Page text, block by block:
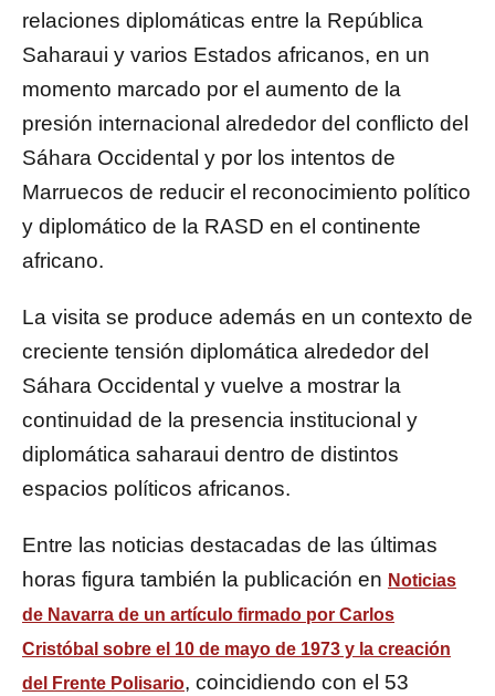
relaciones diplomáticas entre la República
Saharaui y varios Estados africanos, en un
momento marcado por el aumento de la
presión internacional alrededor del conflicto del
Sáhara Occidental y por los intentos de
Marruecos de reducir el reconocimiento político
y diplomático de la RASD en el continente
africano.
La visita se produce además en un contexto de
creciente tensión diplomática alrededor del
Sáhara Occidental y vuelve a mostrar la
continuidad de la presencia institucional y
diplomática saharaui dentro de distintos
espacios políticos africanos.
Entre las noticias destacadas de las últimas
horas figura también la publicación en Noticias
de Navarra de un artículo firmado por Carlos
Cristóbal sobre el 10 de mayo de 1973 y la creación
del Frente Polisario, coincidiendo con el 53